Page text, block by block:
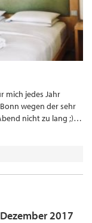
mich jedes Jahr
wegen der sehr
nicht zu lang ;)…
2017